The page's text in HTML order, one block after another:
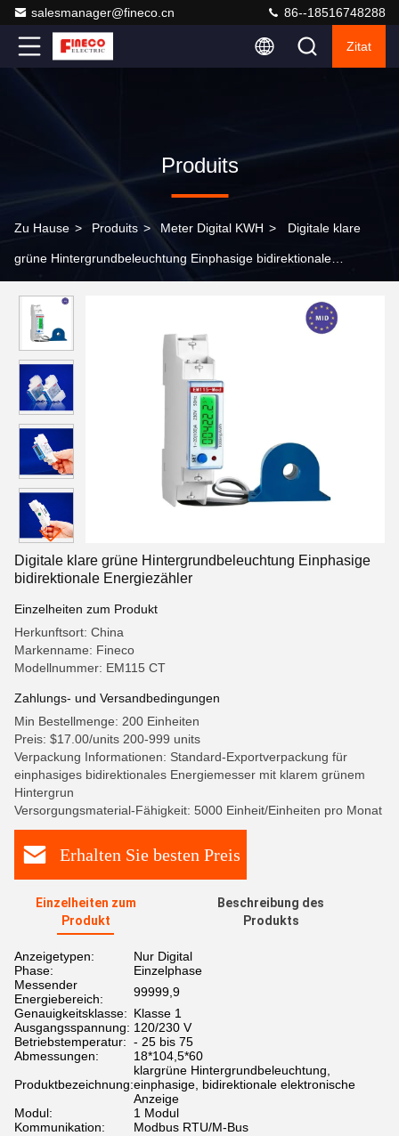
salesmanager@fineco.cn 86--18516748288
Zitat
Produits
Zu Hause > Produits > Meter Digital KWH > Digitale klare
grüne Hintergrundbeleuchtung Einphasige bidirektionale
Digitale klare grüne Hintergrundbeleuchtung Einphasige
bidirektionale Energiezähler
Einzelheiten zum Produkt
Herkunftsort: China
Markenname: Fineco
Modellnummer: EM115 CT
Zahlungs- und Versandbedingungen
Min Bestellmenge: 200 Einheiten
Preis: $17.00/units 200-999 units
Verpackung Informationen: Standard-Exportverpackung für
einphasiges bidirektionales Energiemesser mit klarem grünem
Hintergrun
Versorgungsmaterial-Fähigkeit: 5000 Einheit/Einheiten pro Monat
Erhalten Sie besten Preis
Einzelheiten zum
Produkt
Beschreibung des
Produkts
Anzeigetypen:
Nur Digital
Phase:
Einzelphase
Messender
Energiebereich:
99999,9
Genauigkeitsklasse: Klasse 1
Ausgangsspannung: 120/230 V
Betriebstemperatur: - 25 bis 75
Abmessungen:
18*104,5*60
Produktbezeichnung:
klargrüne Hintergrundbeleuchtung,
einphasige, bidirektionale elektronische
Anzeige
Modul:
1 Modul
Kommunikation:
Modbus RTU/M-Bus